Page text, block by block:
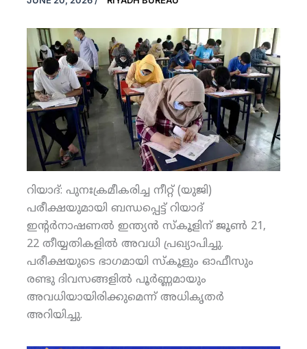
റിയാദ്: പുനഃക്രമീകരിച്ച നീറ്റ് (യുജി)
പരീക്ഷയുമായി ബന്ധപ്പെട്ട് റിയാദ്
ഇന്റര്‍നാഷണല്‍ ഇന്ത്യന്‍ സ്‌കൂളിന് ജൂണ്‍ 21,
22 തീയ്യതികളില്‍ അവധി പ്രഖ്യാപിച്ചു.
പരീക്ഷയുടെ ഭാഗമായി സ്‌കൂളും ഓഫീസും
രണ്ടു ദിവസങ്ങളില്‍ പൂര്‍ണ്ണമായും
അവധിയായിരിക്കുമെന്ന് അധികൃതര്‍
അറിയിച്ചു.